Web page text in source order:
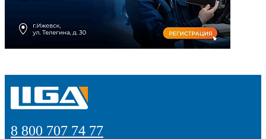
8 800 707 74 77